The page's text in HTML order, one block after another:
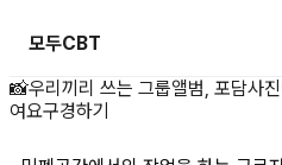
모두CBT
밀폐공간에서의
📸우리끼리 쓰는 그룹앨범, 포담사
여요구경하기